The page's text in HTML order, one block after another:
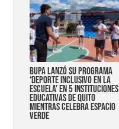
Bupa lanzó su programa
‘Deporte Inclusivo en la
Escuela’ en 5 instituciones
educativas de Quito
mientras celebra espacio
verde